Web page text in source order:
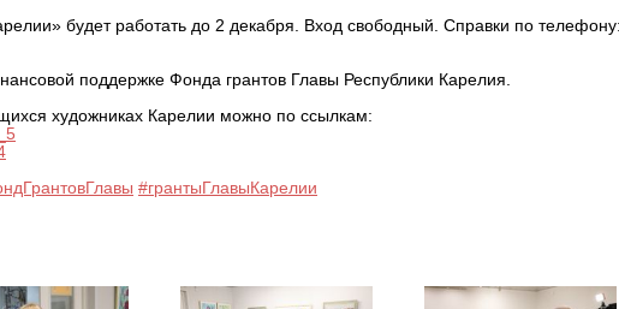
будет работать до 2 декабря. Вход свободный. Справки по
поддержке Фонда грантов Главы Республики Карелия.
художниках Карелии можно по ссылкам:
#грантыГлавыКарелии